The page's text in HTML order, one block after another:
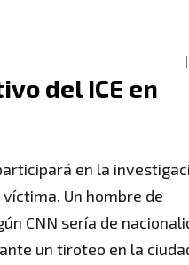
del ICE en
en la
Un hombre de
CNN sería de
un tiroteo en la